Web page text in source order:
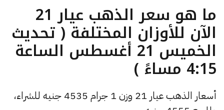
ما هو سعر الذهب عيار 21
الآن للأوزان المختلفة ( تحديث
الخميس 21 أغسطس الساعة
4:15 مساءً )
أسعار الذهب عيار 21 وزن 1 جرام 4535 جنيه للشراء،